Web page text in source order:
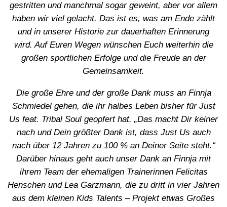
gestritten und manchmal sogar geweint, aber vor allem
haben wir viel gelacht. Das ist es, was am Ende zählt
und in unserer Historie zur dauerhaften Erinnerung
wird. Auf Euren Wegen wünschen Euch weiterhin die
großen sportlichen Erfolge und die Freude an der
Gemeinsamkeit.
Die große Ehre und der große Dank muss an Finnja
Schmiedel gehen, die ihr halbes Leben bisher für Just
Us feat. Tribal Soul geopfert hat. „Das macht Dir keiner
nach und Dein größter Dank ist, dass Just Us auch
nach über 12 Jahren zu 100 % an Deiner Seite steht.“
Darüber hinaus geht auch unser Dank an Finnja mit
ihrem Team der ehemaligen Trainerinnen Felicitas
Henschen und Lea Garzmann, die zu dritt in vier Jahren
aus dem kleinen Kids Talents – Projekt etwas Großes